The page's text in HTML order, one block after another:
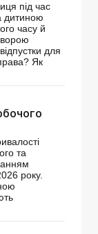
під час
дитиною
часу й
для
Як
та
року.